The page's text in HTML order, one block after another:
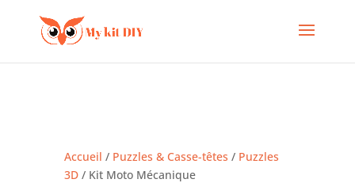
Accueil / Puzzles & Casse-têtes / Puzzles
3D/ Kit Moto Mécanique